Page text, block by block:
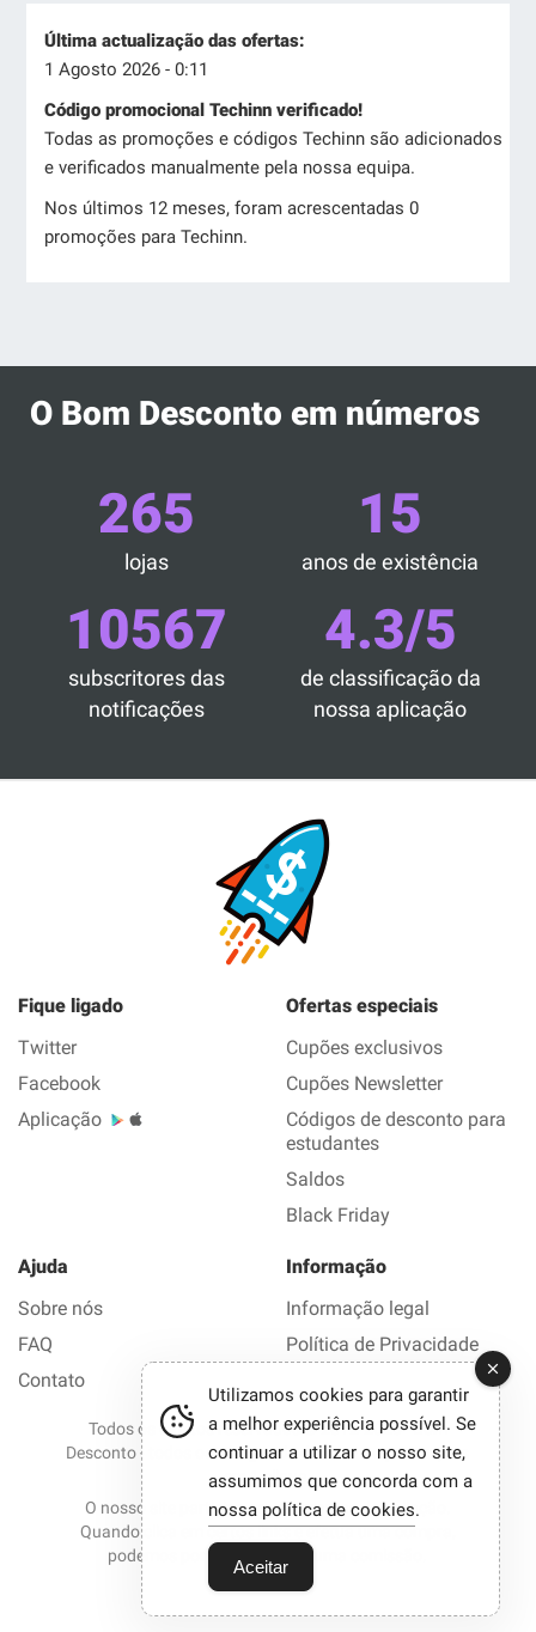
Última actualização das ofertas:
1 Agosto 2026 - 0:11
Código promocional Techinn verificado!
Todas as promoções e códigos Techinn são adicionados
e verificados manualmente pela nossa equipa.
Nos últimos 12 meses, foram acrescentadas 0
promoções para Techinn.
O Bom Desconto em números
265
lojas
15
anos de existência
10567
subscritores das
notificações
4.3/5
de classificação da
nossa aplicação
Fique ligado
Twitter
Facebook
Aplicação
Ofertas especiais
Cupões exclusivos
Cupões Newsletter
Códigos de desconto para
estudantes
Saldos
Black Friday
Ajuda
Sobre nós
FAQ
Contato
Informação
Informação legal
Política de Privacidade
Todos os direitos reservados © 2012-2026 Bom
Desconto - todos os códigos de desconto e promoções
em 1 clique.
O nosso site participa em programas de afiliação.
Quando clica em certos links e efetua uma compra,
podemos por vezes receber uma comissão.
Utilizamos cookies para garantir
a melhor experiência possível. Se
continuar a utilizar o nosso site,
assumimos que concorda com a
nossa política de cookies.
Aceitar